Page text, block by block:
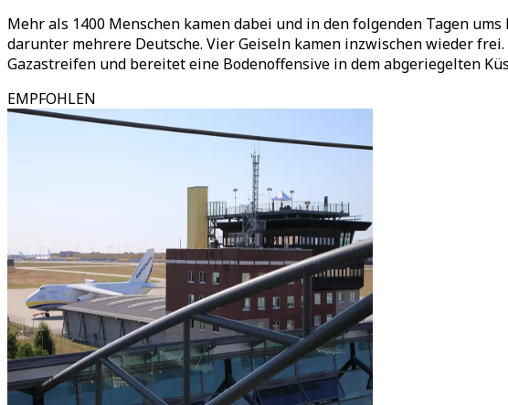
Mehr als 1400 Menschen kamen dabei und in den folgenden Tagen
darunter mehrere Deutsche. Vier Geiseln kamen inzwischen wieder
Gazastreifen und bereitet eine Bodenoffensive in dem abgeriegelten
EMPFOHLEN